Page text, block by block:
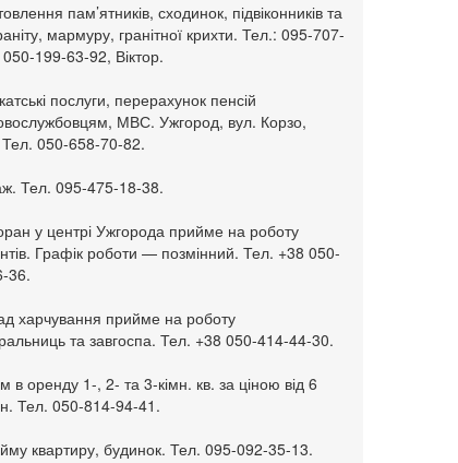
пам’ятників, сходинок, підвіконників та
мармуру, гранітної крихти. Тел.: 095-707-
199-63-92, Віктор.
послуги, перерахунок пенсій
МВС. Ужгород, вул. Корзо,
050-658-70-82.
Тел. 095-475-18-38.
у центрі Ужгорода прийме на роботу
Графік роботи — позмінний. Тел. +38 050-
36.
харчування прийме на роботу
та завгоспа. Тел. +38 050-414-44-30.
в оренду 1-, 2- та 3-кімн. кв. за ціною від 6
Тел. 050-814-94-41.
квартиру, будинок. Тел. 095-092-35-13.